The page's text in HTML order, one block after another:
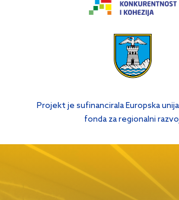
Projekt je sufinancirala Europska
fonda za regionalni